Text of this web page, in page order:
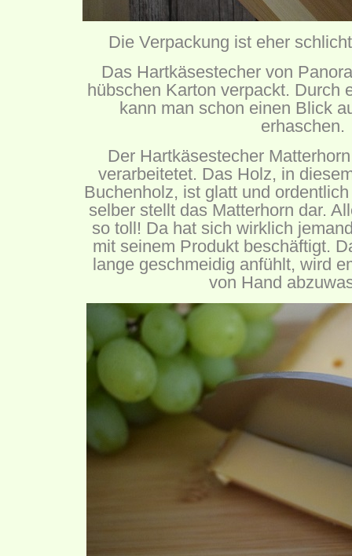
Die Verpackung ist eher
Das Hartkäsestecher von
hübschen Karton verpackt. Durch
kann man schon einen Blick
erhaschen.
Der Hartkäsestecher
verarbeitetet. Das Holz, in
Buchenholz, ist glatt und
selber stellt das Matterhorn dar.
so toll! Da hat sich wirklich
mit seinem Produkt beschäftigt.
lange geschmeidig anfühlt, wird
von Hand